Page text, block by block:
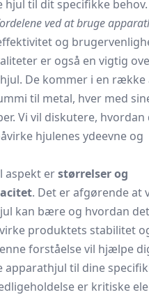
til dit specifikke
ved at bruge
og
er også en vigtig
De kommer i en række
til metal, hver med
Vi vil diskutere, hvordan
hjulenes ydeevne og
aspekt erstørrelser og
. Det er afgørende at
kan bære og hvordan
produktets stabilitet
forståelse vil hjælpe
til dine
er kritiske